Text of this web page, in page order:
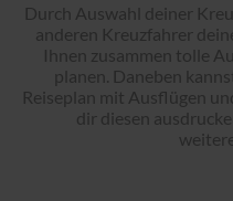
Durch Auswahl deiner
anderen Kreuzfahrer
Ihnen zusammen tolle
planen. Daneben
Reiseplan mit Ausflügen
dir diesen